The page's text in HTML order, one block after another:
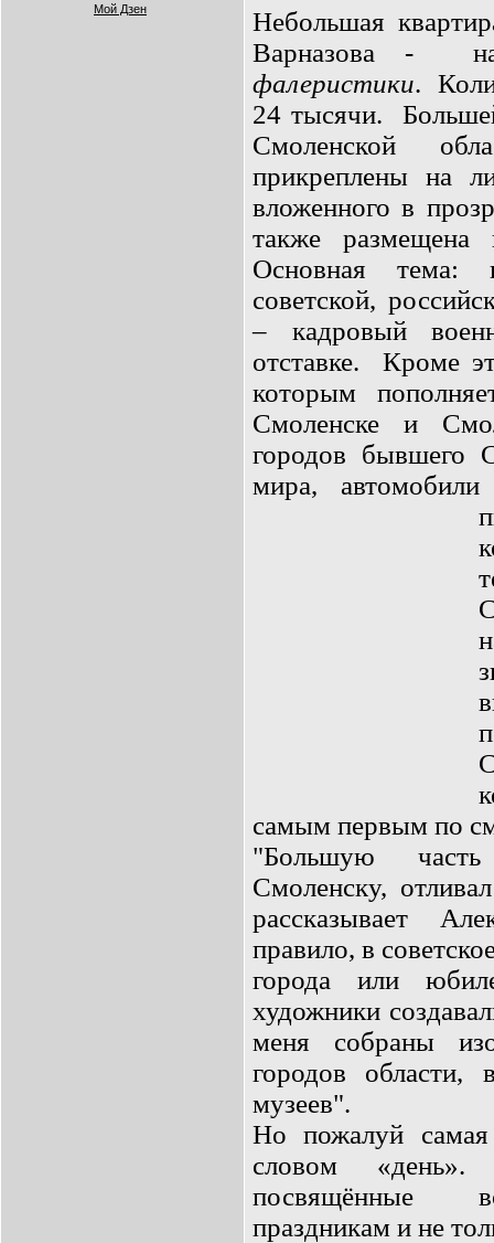
Мой Дзен
Небольшая
Варназова -
фалеристики.
24 тысячи.
Смоленской
прикреплены на
вложенного в
также
Основная тема:
советской,
– кадровый
отставке.
Кроме
которым
Смоленске и
городов
мира,
самым первым по
"Большую
Смоленску,
рассказывает
правило, в
города или
художники
меня собраны
городов области,
музеев".
Но пожалуй
словом
посвящённые
праздникам и не